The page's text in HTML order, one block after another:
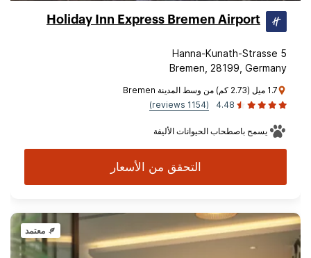
Holiday Inn Express Bremen Airport
Hanna-Kunath-Strasse 5
Bremen, 28199, Germany
1.7 ميل (2.73 كم) من وسط المدينة Bremen
4.48
(1154 reviews)
يسمح باصطحاب الحيوانات الأليفة
التحقق من الأسعار
معتمد